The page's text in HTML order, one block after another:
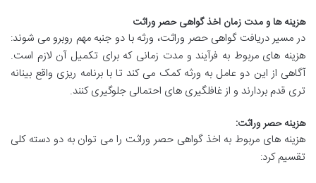
هزینه ها و مدت زمان اخذ گواهی حصر وراثت
در مسیر دریافت گواهی حصر وراثت، ورثه با دو جنبه مهم روبرو می شوند:
هزینه های مربوط به فرآیند و مدت زمانی که برای تکمیل آن لازم است.
آگاهی از این دو عامل به ورثه کمک می کند تا با برنامه ریزی واقع بینانه
تری قدم بردارند و از غافلگیری های احتمالی جلوگیری کنند.
هزینه حصر وراثت:
هزینه های مربوط به اخذ گواهی حصر وراثت را می توان به دو دسته کلی
تقسیم کرد: